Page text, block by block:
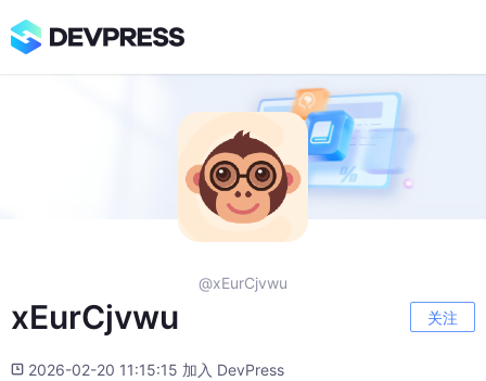
@xEurCjvwu
xEurCjvwu 关注
2026-02-20 11:15:15 加入 DevPress